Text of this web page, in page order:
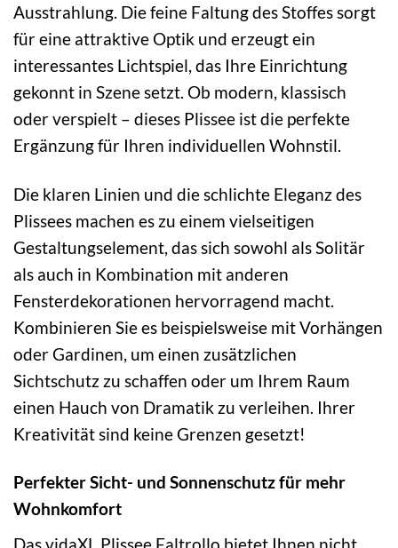
Ausstrahlung. Die feine Faltung des Stoffes sorgt
für eine attraktive Optik und erzeugt ein
interessantes Lichtspiel, das Ihre Einrichtung
gekonnt in Szene setzt. Ob modern, klassisch
oder verspielt – dieses Plissee ist die perfekte
Ergänzung für Ihren individuellen Wohnstil.
Die klaren Linien und die schlichte Eleganz des
Plissees machen es zu einem vielseitigen
Gestaltungselement, das sich sowohl als Solitär
als auch in Kombination mit anderen
Fensterdekorationen hervorragend macht.
Kombinieren Sie es beispielsweise mit Vorhängen
oder Gardinen, um einen zusätzlichen
Sichtschutz zu schaffen oder um Ihrem Raum
einen Hauch von Dramatik zu verleihen. Ihrer
Kreativität sind keine Grenzen gesetzt!
Perfekter Sicht- und Sonnenschutz für mehr
Wohnkomfort